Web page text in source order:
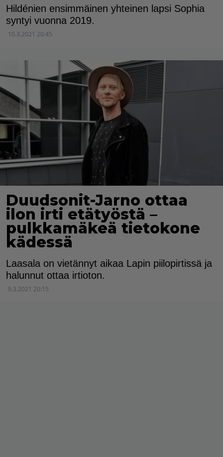
Hildénien ensimmäinen yhteinen lapsi Sophia
syntyi vuonna 2019.
10.3.2021 20:45
Duudsonit-Jarno ottaa
ilon irti etätyöstä –
pulkkamäkeä tietokone
kädessä
Laasala on vietännyt aikaa Lapin piilopirtissä ja
halunnut ottaa irtioton.
9.3.2021 20:15